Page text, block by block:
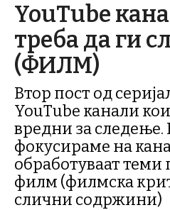
YouTube
треба да ги
(ФИЛМ)
Втор пост од
YouTube канали
вредни за следење.
фокусираме на
обработуваат теми
филм (филмска
слични содржини)